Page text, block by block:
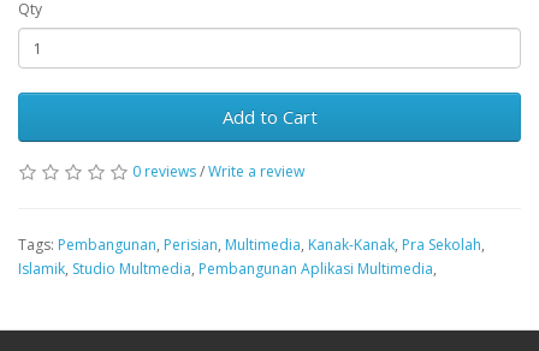
Qty
Add to Cart
0 reviews/Write a review
Tags: Pembangunan, Perisian, Multimedia, Kanak-Kanak, Pra Sekolah,
Islamik, Studio Multmedia, Pembangunan Aplikasi Multimedia,